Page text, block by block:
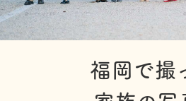
福岡で撮っ